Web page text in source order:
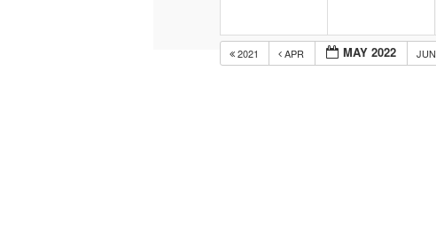
2021 APR MAY 2022 JUN